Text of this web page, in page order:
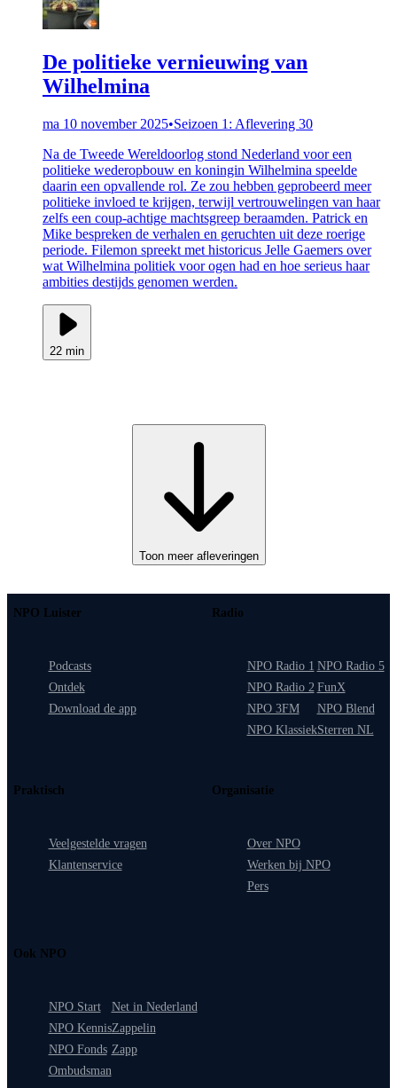
De politieke vernieuwing van
Wilhelmina
ma 10 november 2025•Seizoen 1: Aflevering 30
Na de Tweede Wereldoorlog stond Nederland voor een
politieke wederopbouw en koningin Wilhelmina speelde
daarin een opvallende rol. Ze zou hebben geprobeerd meer
politieke invloed te krijgen, terwijl vertrouwelingen van haar
zelfs een coup-achtige machtsgreep beraamden. Patrick en
Mike bespreken de verhalen en geruchten uit deze roerige
periode. Filemon spreekt met historicus Jelle Gaemers over
wat Wilhelmina politiek voor ogen had en hoe serieus haar
ambities destijds genomen werden.
22 min
Toon meer afleveringen
NPO Luister
Podcasts
Ontdek
Download de app
Radio
NPO Radio 1
NPO Radio 2
NPO 3FM
NPO Klassiek
NPO Radio 5
FunX
NPO Blend
Sterren NL
Praktisch
Veelgestelde vragen
Klantenservice
Organisatie
Over NPO
Werken bij NPO
Pers
Ook NPO
NPO Start
NPO Kennis
NPO Fonds
Ombudsman
Net in Nederland
Zappelin
Zapp